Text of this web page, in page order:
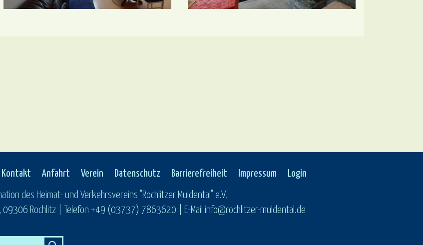
Kontakt Anfahrt Verein Datenschutz Barrierefreiheit Impressum Login
des Heimat- und Verkehrsvereins "Rochlitzer Muldental" e.V.
09306 Rochlitz | Telefon +49 (03737) 7863620 | E-Mail info@rochlitzer-muldental.de